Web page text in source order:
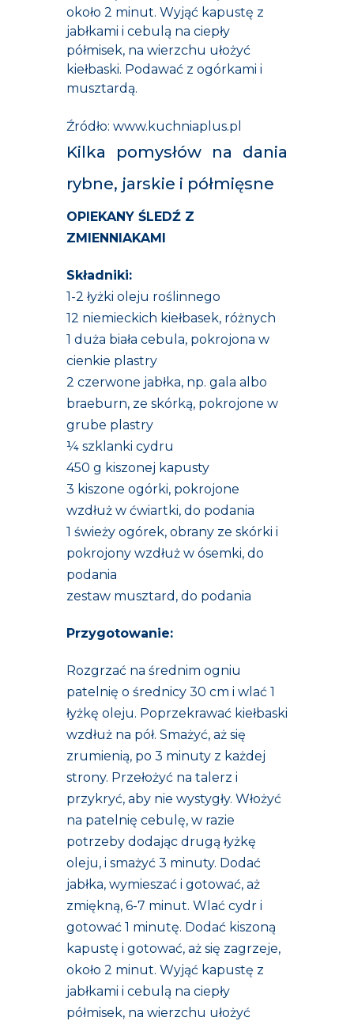
około 2 minut. Wyjąć kapustę z
jabłkami i cebulą na ciepły
półmisek, na wierzchu ułożyć
kiełbaski. Podawać z ogórkami i
musztardą.
Źródło: www.kuchniaplus.pl
Kilka pomysłów na dania
rybne, jarskie i półmięsne
OPIEKANY ŚLEDŹ Z
ZMIENNIAKAMI
Składniki:
1-2 łyżki oleju roślinnego
12 niemieckich kiełbasek, różnych
1 duża biała cebula, pokrojona w
cienkie plastry
2 czerwone jabłka, np. gala albo
braeburn, ze skórką, pokrojone w
grube plastry
¼ szklanki cydru
450 g kiszonej kapusty
3 kiszone ogórki, pokrojone
wzdłuż w ćwiartki, do podania
1 świeży ogórek, obrany ze skórki i
pokrojony wzdłuż w ósemki, do
podania
zestaw musztard, do podania
Przygotowanie:
Rozgrzać na średnim ogniu
patelnię o średnicy 30 cm i wlać 1
łyżkę oleju. Poprzekrawać kiełbaski
wzdłuż na pół. Smażyć, aż się
zrumienią, po 3 minuty z każdej
strony. Przełożyć na talerz i
przykryć, aby nie wystygły. Włożyć
na patelnię cebulę, w razie
potrzeby dodając drugą łyżkę
oleju, i smażyć 3 minuty. Dodać
jabłka, wymieszać i gotować, aż
zmiękną, 6-7 minut. Wlać cydr i
gotować 1 minutę. Dodać kiszoną
kapustę i gotować, aż się zagrzeje,
około 2 minut. Wyjąć kapustę z
jabłkami i cebulą na ciepły
półmisek, na wierzchu ułożyć